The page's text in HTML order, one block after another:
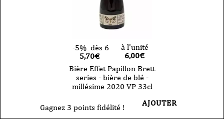
-5% dès 6
5,70€
à l'unité
6,00€
Bière Effet Papillon Brett
series - bière de blé -
millésime 2020 VP 33cl
Gagnez 3 points fidélité ! AJOUTER